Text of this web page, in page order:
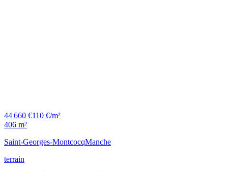
44 660 €110 €/m²
406 m²
Saint-Georges-MontcocqManche
terrain